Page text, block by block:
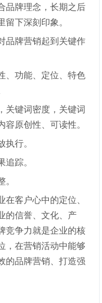
品牌理念，长期之后
下深刻印象。
品牌营销起到关键作
、功能、定位、特色
关键词密度，关键词
原创性、可读性。
执行。
追踪。
。
客户心中的定位、
的信誉、文化、产
竞争力就是企业的核
，在营销活动中能够
的品牌营销、打造强